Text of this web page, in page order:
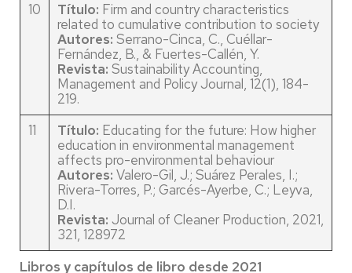
10
Título: Firm and country characteristics
related to cumulative contribution to society
Autores: Serrano-Cinca, C., Cuéllar-
Fernández, B., & Fuertes-Callén, Y.
Revista: Sustainability Accounting,
Management and Policy Journal, 12(1), 184-
219.
11
Título: Educating for the future: How higher
education in environmental management
affects pro-environmental behaviour
Autores: Valero-Gil, J.; Suárez Perales, I.;
Rivera-Torres, P.; Garcés-Ayerbe, C.; Leyva,
D.I.
Revista: Journal of Cleaner Production, 2021,
321, 128972
Libros y capítulos de libro desde 2021